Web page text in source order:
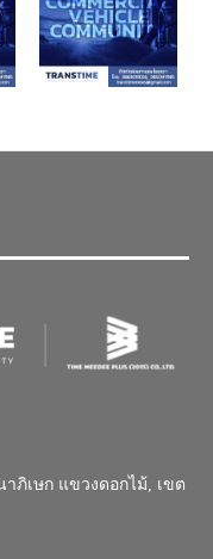
ภิเษก แขวงดอกไม้, เขต